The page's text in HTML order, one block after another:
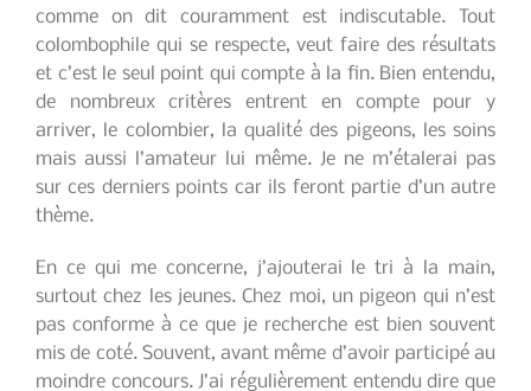
comme on dit couramment est indiscutable. Tout
colombophile qui se respecte, veut faire des résultats
et c’est le seul point qui compte à la fin. Bien entendu,
de nombreux critères entrent en compte pour y
arriver, le colombier, la qualité des pigeons, les soins
mais aussi l’amateur lui même. Je ne m’étalerai pas
sur ces derniers points car ils feront partie d’un autre
thème.
En ce qui me concerne, j’ajouterai le tri à la main,
surtout chez les jeunes. Chez moi, un pigeon qui n’est
pas conforme à ce que je recherche est bien souvent
mis de coté. Souvent, avant même d’avoir participé au
moindre concours. J’ai régulièrement entendu dire que